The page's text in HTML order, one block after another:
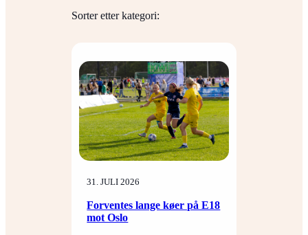
Sorter etter kategori:
31. JULI 2026
Forventes lange køer på E18
mot Oslo